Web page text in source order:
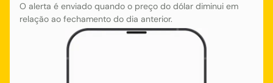
O alerta é enviado quando o preço do dólar diminui em
relação ao fechamento do dia anterior.